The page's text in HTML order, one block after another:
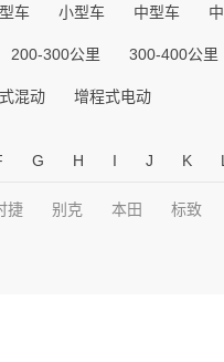
车 小型车 中型车
200-300公里 300-400公里
混动 增程式电动
G H I J K L
捷 别克 本田 标致